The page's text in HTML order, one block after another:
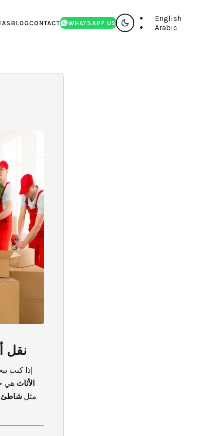
BLOGCONTACT WHATSAPP US
English
Arabic
نقل
إذا كنت
الأثاث هي
مثل شاطئ